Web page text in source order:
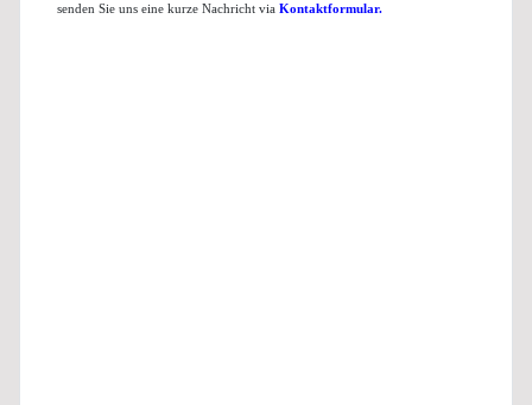
senden Sie uns eine kurze Nachricht via Kontaktformular.